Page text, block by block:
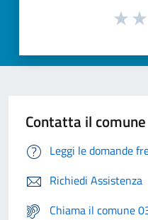
Contatta il comune
Leggi le domande
Richiedi Assistenza
Chiama il comune